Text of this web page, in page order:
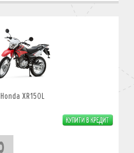
Honda XR150L